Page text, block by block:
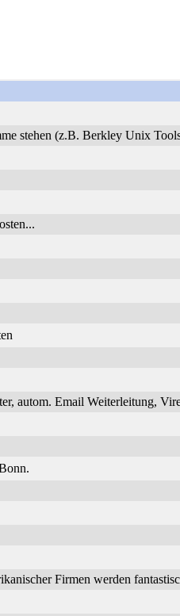
stehen (z.B. Berkley Unix
autom. Email Weiterleitung,
Firmen werden